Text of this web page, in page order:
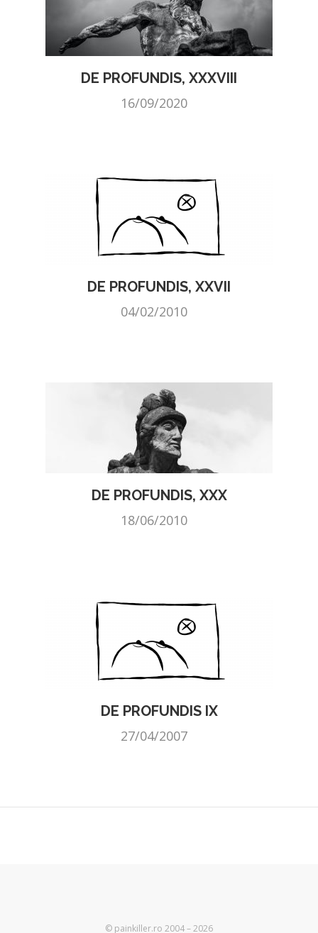
DE PROFUNDIS, XXXVIII
16/09/2020
DE PROFUNDIS, XXVII
04/02/2010
DE PROFUNDIS, XXX
18/06/2010
DE PROFUNDIS IX
27/04/2007
© painkiller.ro 2004 – 2026